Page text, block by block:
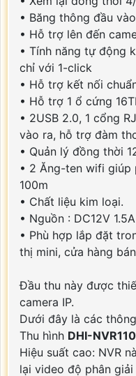
• Băng thông đầu
• Hỗ trợ lên đến
• Tính năng tự động
chỉ với 1-click
• Hỗ trợ kết nối
• Hỗ trợ 1 ổ cứng
• 2USB 2.0, 1 cổng
vào ra, hỗ trợ đàm
• Quản lý đồng thời
• 2 Ăng-ten wifi giúp
100m
• Chất liệu kim loại.
• Nguồn : DC12V 1.5A
• Phù hợp lắp đặt
thị mini, cửa hàng
Đầu thu này được
camera IP.
Dưới đây là các
Thu hình DHI-
Hiệu suất cao: NVR
lại video độ phân